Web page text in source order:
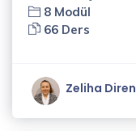
8 Modül
66 Ders
Zeliha Diren